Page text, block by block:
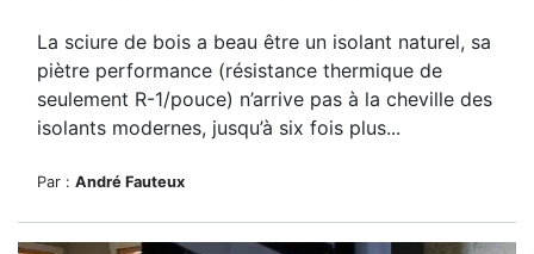
La sciure de bois a beau être un isolant naturel, sa
piètre performance (résistance thermique de
seulement R-1/pouce) n’arrive pas à la cheville des
isolants modernes, jusqu’à six fois plus...
Par : André Fauteux